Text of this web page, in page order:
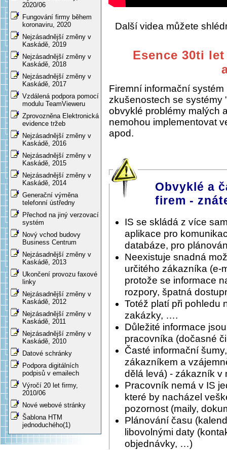
2020/06
Fungování firmy během
koronaviru, 2020
Nejzásadnější změny v
Kaskádě, 2019
Nejzásadnější změny v
Kaskádě, 2018
Nejzásadnější změny v
Kaskádě, 2017
Vzdálená podpora pomocí
modulu TeamVieweru
Zprovozněna Elektronická
evidence tržeb
Nejzásadnější změny v
Kaskádě, 2016
Nejzásadnější změny v
Kaskádě, 2015
Nejzásadnější změny v
Kaskádě, 2014
Generační výměna
telefonní ústředny
Přechod na jiný verzovací
systém
Nový vchod budovy
Business Centrum
Nejzásadnější změny v
Kaskádě, 2013
Ukončení provozu faxové
linky
Nejzásadnější změny v
Kaskádě, 2012
Nejzásadnější změny v
Kaskádě, 2011
Nejzásadnější změny v
Kaskádě, 2010
Datové schránky
Podpora digitálních
podpisů v emailech
Výročí 20 let firmy,
2010/06
Nové webové stránky
Šablona HTM
jednoduchého(1)
Další videa můžete
Esence 30ti
Firemní informační
zkušenostech se systémy
obvyklé problémy malých
nemohou implementovat
apod.
Obvyklé a
firem -
IS se skládá z více
aplikace pro
databáze, pro
Neexistuje snadná
určitého zákazníka (e-
protože se informace
rozpory, špatná
Totéž platí při pohledu
zakázky, ….
Důležité informace
pracovníka (dočasné
Časté informační
zákazníkem a
dělá levá) - zákazník v
Pracovník nemá v IS
které by nacházel
pozornost (maily,
Plánování času
libovolnými daty
objednávky, …)